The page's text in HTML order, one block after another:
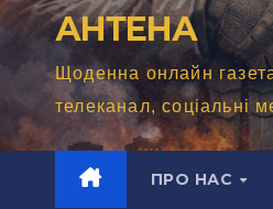
АНТЕНА
Щоденна онлайн
телеканал, соціальні
ПРО НАС